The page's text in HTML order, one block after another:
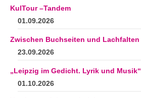
KulTour –Tandem
01.09.2026
Zwischen Buchseiten und Lachfalten
23.09.2026
„Leipzig im Gedicht. Lyrik und Musik“
01.10.2026